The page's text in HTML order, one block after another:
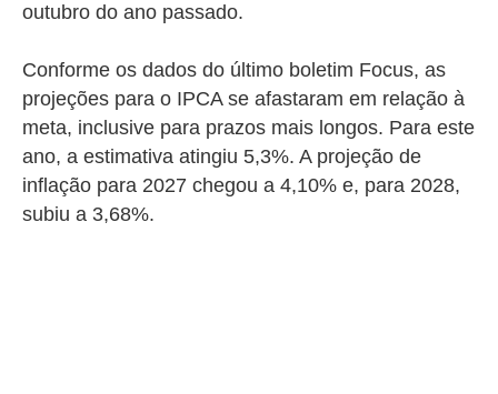
outubro do ano passado.
Conforme os dados do último boletim Focus, as
projeções para o IPCA se afastaram em relação à
meta, inclusive para prazos mais longos. Para este
ano, a estimativa atingiu 5,3%. A projeção de
inflação para 2027 chegou a 4,10% e, para 2028,
subiu a 3,68%.